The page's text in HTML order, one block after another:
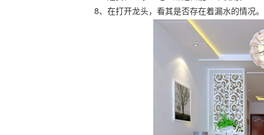
8、在打开龙头，看其是否存在着漏水的情况。